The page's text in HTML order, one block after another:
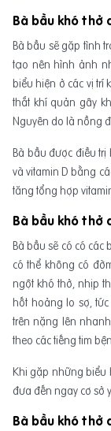
Bà bầu khó thở
Bà bầu sẽ gặp tình
tạo nên hình ảnh
biểu hiện ở các vị trí
thắt khí quản gây
Nguyên do là nồng
Bà bầu được điều trị
và vitamin D bằng
tăng tổng hợp
Bà bầu khó thở
Bà bầu sẽ có có
có thể không có
ngột khó thở, nhịp
hốt hoảng lo sợ,
trên nặng lên
theo các tiếng tim
Khi gặp những biểu
đưa đến ngay cơ sở
Bà bầu khó thở